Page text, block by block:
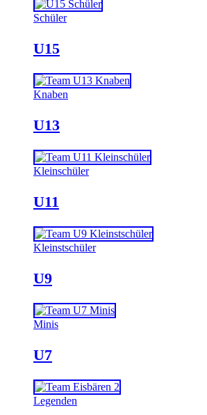
Schüler
U15
Knaben
U13
Kleinschüler
U11
Kleinstschüler
U9
Minis
U7
Legenden